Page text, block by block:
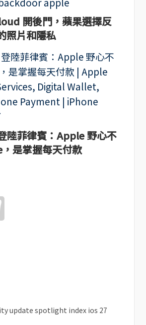
開後門，蘋果選擇反
照片和隱私
陸菲律賓：Apple 野心不
是掌握每天付款